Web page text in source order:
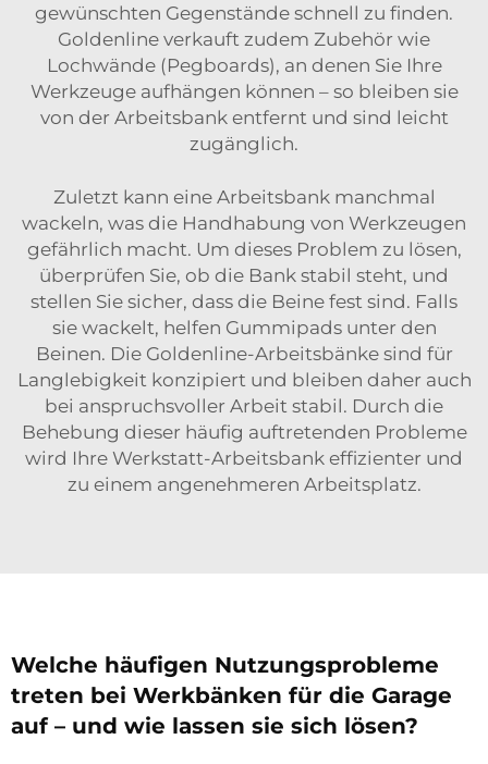
gewünschten Gegenstände schnell zu finden.
Goldenline verkauft zudem Zubehör wie
Lochwände (Pegboards), an denen Sie Ihre
Werkzeuge aufhängen können – so bleiben sie
von der Arbeitsbank entfernt und sind leicht
zugänglich.
Zuletzt kann eine Arbeitsbank manchmal
wackeln, was die Handhabung von Werkzeugen
gefährlich macht. Um dieses Problem zu lösen,
überprüfen Sie, ob die Bank stabil steht, und
stellen Sie sicher, dass die Beine fest sind. Falls
sie wackelt, helfen Gummipads unter den
Beinen. Die Goldenline-Arbeitsbänke sind für
Langlebigkeit konzipiert und bleiben daher auch
bei anspruchsvoller Arbeit stabil. Durch die
Behebung dieser häufig auftretenden Probleme
wird Ihre Werkstatt-Arbeitsbank effizienter und
zu einem angenehmeren Arbeitsplatz.
Welche häufigen Nutzungsprobleme
treten bei Werkbänken für die Garage
auf – und wie lassen sie sich lösen?